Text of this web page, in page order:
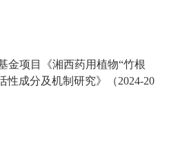
金项目《湘西药用植物“竹根
性成分及机制研究》（2024-20